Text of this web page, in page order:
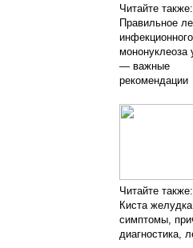
Читайте также:
Правильное
инфекционного
мононуклеоза
— важные
рекомендации
Читайте также:
Киста
симптомы,
диагностика,